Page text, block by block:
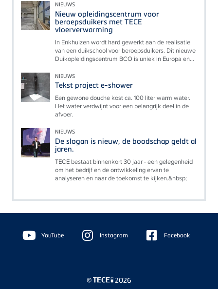
NIEUWS
Nieuw opleidingscentrum voor
beroepsduikers met TECE
vloerverwarming
In Enkhuizen wordt hard gewerkt aan de realisatie
van een duikschool voor beroepsduikers. Dit nieuwe
Duikopleidingscentrum BCO is uniek in Europa en...
NIEUWS
Tekst project e-shower
Een gewone douche kost ca. 100 liter warm water.
Het water verdwijnt voor een belangrijk deel in de
afvoer.
NIEUWS
De slogan is nieuw, de boodschap geldt al
jaren.
TECE bestaat binnenkort 30 jaar - een gelegenheid
om het bedrijf en de ontwikkeling ervan te
analyseren en naar de toekomst te kijken.&nbsp;
Floating
Sidebar YouTube Instagram Facebook
© 2026